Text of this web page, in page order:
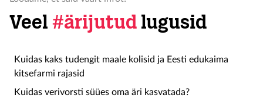
Veel #ärijutud lugusid
Kuidas kaks tudengit maale kolisid ja Eesti edukaima
kitsefarmi rajasid
Kuidas verivorsti süües oma äri kasvatada?